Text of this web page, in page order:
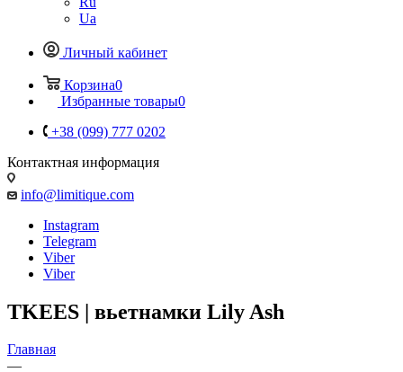
Ua
Личный кабинет
Корзина0
Избранные товары0
+38 (099) 777 0202
Контактная информация
info@limitique.com
Instagram
Telegram
Viber
Viber
TKEES | вьетнамки Lily Ash
Главная
—